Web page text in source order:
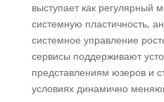
выступает как регулярный
системную пластичность,
системное управление
сервисы поддерживают
представлениям юзеров и
условиях динамично